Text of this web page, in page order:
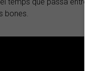
temps que passa entre
bones.